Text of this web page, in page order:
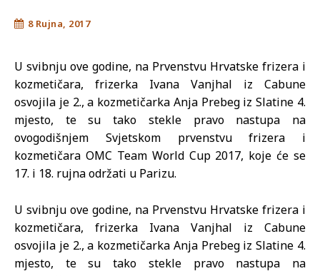
8 Rujna, 2017
U svibnju ove godine, na Prvenstvu Hrvatske frizera i
kozmetičara, frizerka Ivana Vanjhal iz Cabune
osvojila je 2., a kozmetičarka Anja Prebeg iz Slatine 4.
mjesto, te su tako stekle pravo nastupa na
ovogodišnjem Svjetskom prvenstvu frizera i
kozmetičara OMC Team World Cup 2017, koje će se
17. i 18. rujna održati u Parizu.
U svibnju ove godine, na Prvenstvu Hrvatske frizera i
kozmetičara, frizerka Ivana Vanjhal iz Cabune
osvojila je 2., a kozmetičarka Anja Prebeg iz Slatine 4.
mjesto, te su tako stekle pravo nastupa na